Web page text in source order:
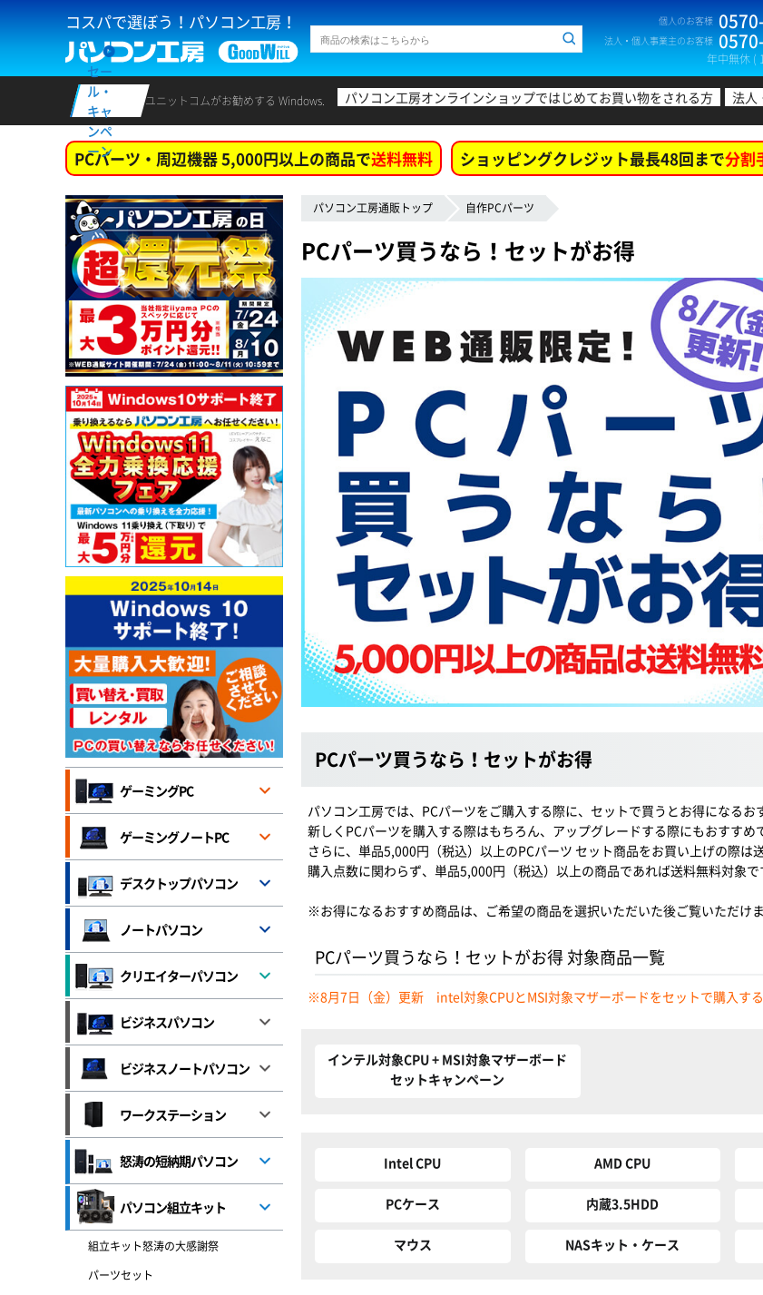
コスパで選ぼう！パソコン工房！ 個人のお客様
法人・個人事業主のお客様
年中無休 (
セー
ル・
キャ
ンペ
ーン
ユニットコムがお勧めする Windows. パソコン工房オンラインショップではじめてお買い物をされる方 法人
PCパーツ・周辺機器 5,000円以上の商品で送料無料 ショッピングクレジット最長48回まで分割
パソコン工房通販トップ 自作PCパーツ
PCパーツ買うなら！セットがお得
PCパーツ買うなら！セットがお得
パソコン工房では、PCパーツをご購入する際に、セットで買うとお得になるお
新しくPCパーツを購入する際はもちろん、アップグレードする際にもおすすめ
さらに、単品5,000円（税込）以上のPCパーツ セット商品をお買い上げの際は
購入点数に関わらず、単品5,000円（税込）以上の商品であれば送料無料対象
※お得になるおすすめ商品は、ご希望の商品を選択いただいた後ご覧いただけま
PCパーツ買うなら！セットがお得 対象商品一覧
※8月7日（金）更新 intel対象CPUとMSI対象マザーボードをセットで購入す
インテル対象CPU + MSI対象マザーボード
セットキャンペーン
Intel CPU AMD CPU
PCケース 内蔵3.5HDD
マウス NASキット・ケース
ゲーミングPC
ゲーミングノートPC
デスクトップパソコン
ノートパソコン
クリエイターパソコン
ビジネスパソコン
ビジネスノートパソコン
ワークステーション
怒涛の短納期パソコン
パソコン組立キット
組立キット怒涛の大感謝祭
パーツセット